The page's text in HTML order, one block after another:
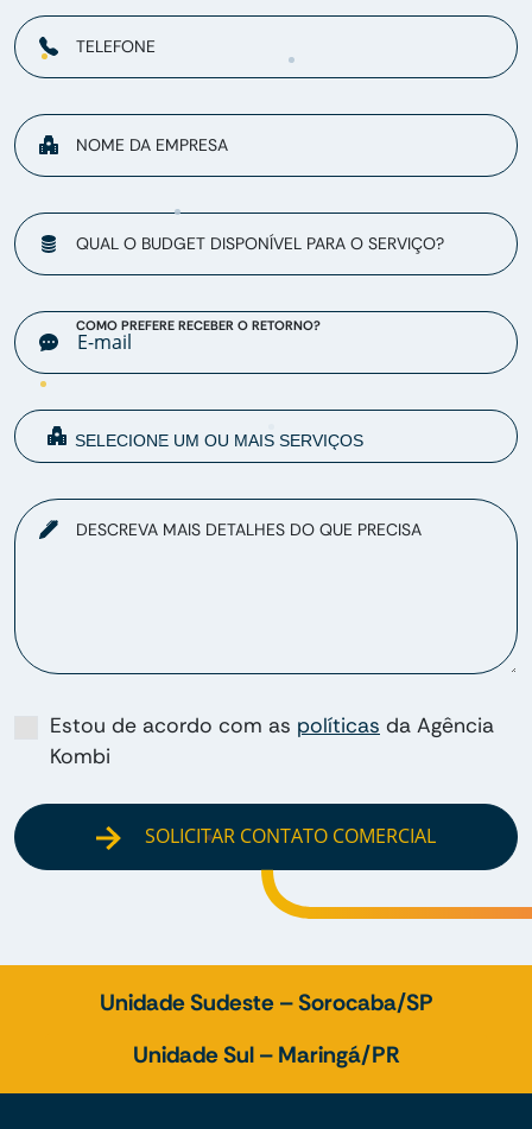
TELEFONE
NOME DA EMPRESA
QUAL O BUDGET DISPONÍVEL PARA O SERVIÇO?
COMO PREFERE RECEBER O RETORNO?
DESCREVA MAIS DETALHES DO QUE PRECISA
Estou de acordo com as políticas da Agência
Kombi
SOLICITAR CONTATO COMERCIAL
Unidade Sudeste – Sorocaba/SP
Unidade Sul – Maringá/PR